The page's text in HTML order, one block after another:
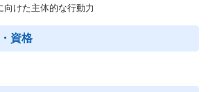
向けた主体的な行動力
資格